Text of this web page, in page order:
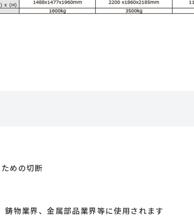
めの切断
物業界、金属部品業界等に使用されます